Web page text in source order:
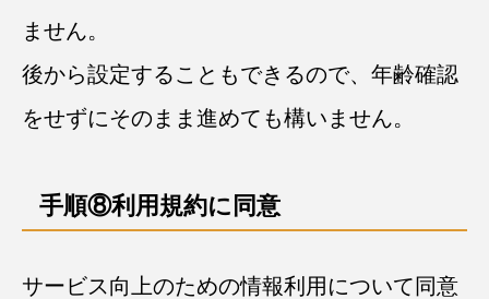
ません。
後から設定することもできるので、年齢確認
をせずにそのまま進めても構いません。
手順⑧利用規約に同意
サービス向上のための情報利用について同意